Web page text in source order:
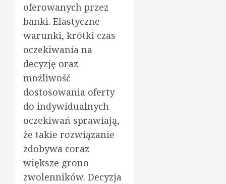
oferowanych przez
banki. Elastyczne
warunki, krótki czas
oczekiwania na
decyzję oraz
możliwość
dostosowania oferty
do indywidualnych
oczekiwań sprawiają,
że takie rozwiązanie
zdobywa coraz
większe grono
zwolenników. Decyzja